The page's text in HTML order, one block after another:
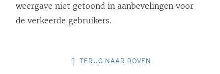
weergave niet getoond in aanbevelingen voor
de verkeerde gebruikers.
TERUG NAAR BOVEN